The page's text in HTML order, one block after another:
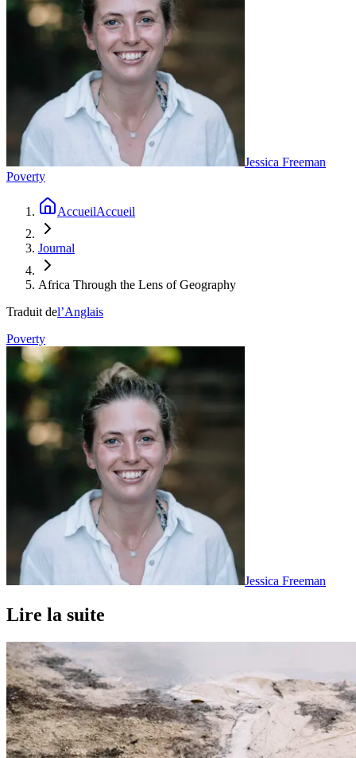
Jessica Freeman
Poverty
AccueilAccueil
Journal
Africa Through the Lens of Geography
Traduit del’Anglais
Poverty
Jessica Freeman
Lire la suite